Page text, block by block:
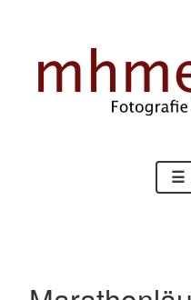
springen